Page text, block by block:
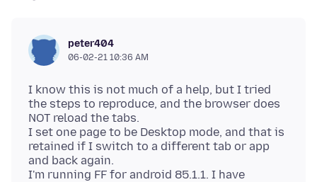
peter404
06-02-21 10:36 AM
I know this is not much of a help, but I tried
the steps to reproduce, and the browser does
NOT reload the tabs.
I set one page to be Desktop mode, and that is
retained if I switch to a different tab or app
and back again.
I'm running FF for android 85.1.1. I have